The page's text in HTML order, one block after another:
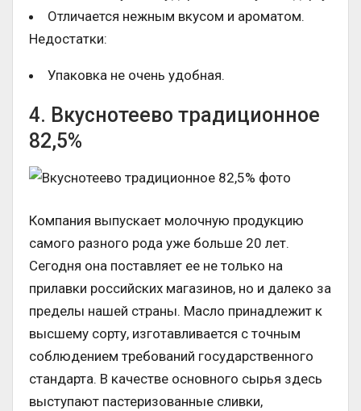
Отличается нежным вкусом и ароматом.
Недостатки:
Упаковка не очень удобная.
4. Вкуснотеево традиционное
82,5%
Компания выпускает молочную продукцию
самого разного рода уже больше 20 лет.
Сегодня она поставляет ее не только на
прилавки российских магазинов, но и далеко за
пределы нашей страны. Масло принадлежит к
высшему сорту, изготавливается с точным
соблюдением требований государственного
стандарта. В качестве основного сырья здесь
выступают пастеризованные сливки,